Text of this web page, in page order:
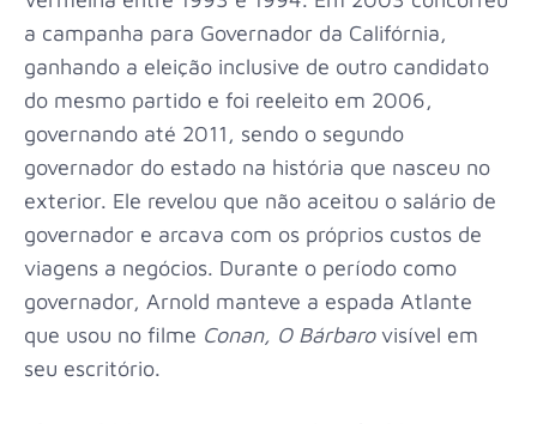
a campanha para Governador da Califórnia,
ganhando a eleição inclusive de outro candidato
do mesmo partido e foi reeleito em 2006,
governando até 2011, sendo o segundo
governador do estado na história que nasceu no
exterior. Ele revelou que não aceitou o salário de
governador e arcava com os próprios custos de
viagens a negócios. Durante o período como
governador, Arnold manteve a espada Atlante
que usou no filme Conan, O Bárbarovisível em
seu escritório.